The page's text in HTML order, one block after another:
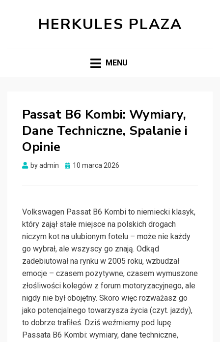
HERKULES PLAZA
MENU
Passat B6 Kombi: Wymiary,
Dane Techniczne, Spalanie i
Opinie
byadmin
Posted
10 marca 2026
Volkswagen Passat B6 Kombi to niemiecki klasyk,
który zajął stałe miejsce na polskich drogach
niczym kot na ulubionym fotelu – może nie każdy
go wybrał, ale wszyscy go znają. Odkąd
zadebiutował na rynku w 2005 roku, wzbudzał
emocje – czasem pozytywne, czasem wymuszone
złośliwości kolegów z forum motoryzacyjnego, ale
nigdy nie był obojętny. Skoro więc rozważasz go
jako potencjalnego towarzysza życia (czyt. jazdy),
to dobrze trafiłeś. Dziś weźmiemy pod lupę
Passata B6 Kombi: wymiary, dane techniczne,